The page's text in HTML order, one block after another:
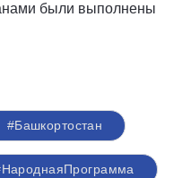
были выполнены
#Башкортостан